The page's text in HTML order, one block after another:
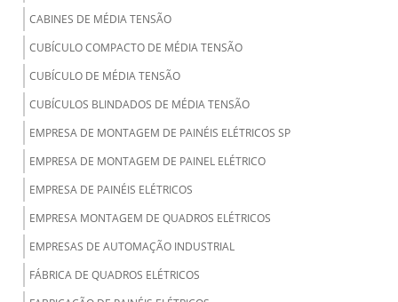
CABINES DE MÉDIA TENSÃO
CUBÍCULO COMPACTO DE MÉDIA TENSÃO
CUBÍCULO DE MÉDIA TENSÃO
CUBÍCULOS BLINDADOS DE MÉDIA TENSÃO
EMPRESA DE MONTAGEM DE PAINÉIS ELÉTRICOS SP
EMPRESA DE MONTAGEM DE PAINEL ELÉTRICO
EMPRESA DE PAINÉIS ELÉTRICOS
EMPRESA MONTAGEM DE QUADROS ELÉTRICOS
EMPRESAS DE AUTOMAÇÃO INDUSTRIAL
FÁBRICA DE QUADROS ELÉTRICOS